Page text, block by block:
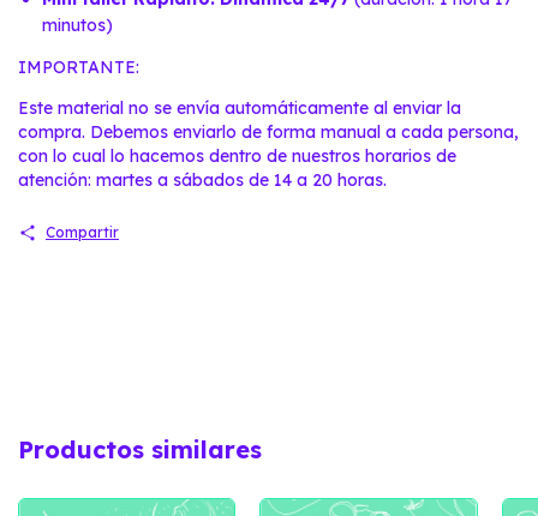
minutos)
IMPORTANTE:
Este material no se envía automáticamente al enviar la
compra. Debemos enviarlo de forma manual a cada persona,
con lo cual lo hacemos dentro de nuestros horarios de
atención: martes a sábados de 14 a 20 horas.
Compartir
Productos similares